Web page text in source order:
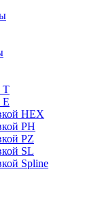
T
Е
HEX
PH
PZ
SL
Spline